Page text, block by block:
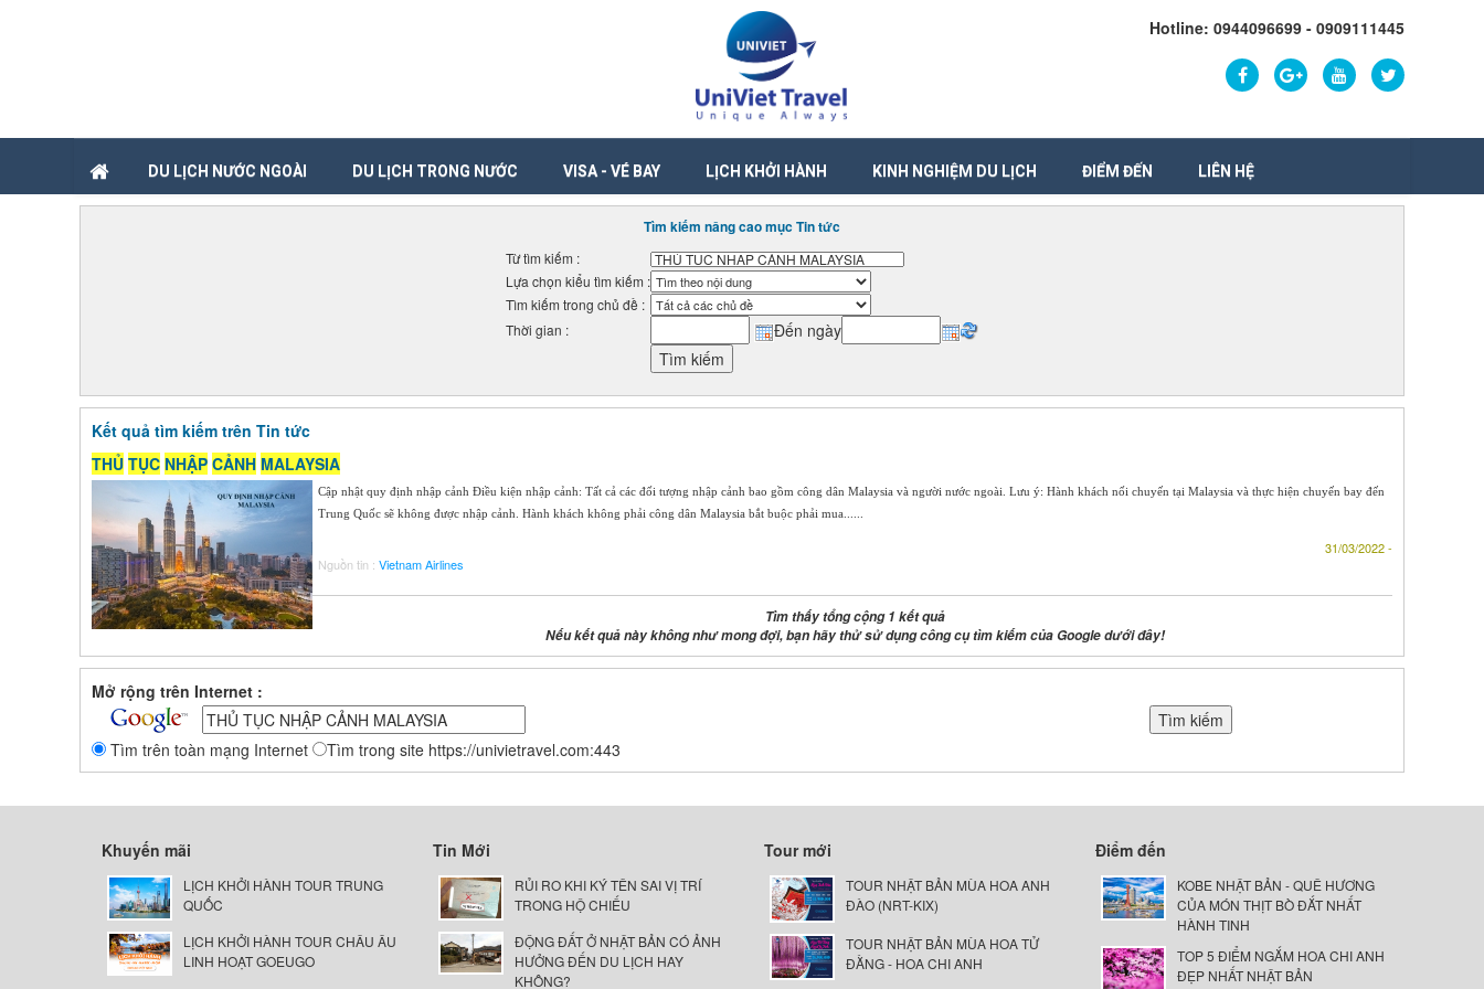
Hotline: 0944096699 - 0909111445
DU LỊCH NƯỚC NGOÀI DU LỊCH TRONG NƯỚC VISA - VÉ BAY LỊCH KHỞI HÀNH KINH NGHIỆM DU LỊCH ĐIỂM ĐẾN LIÊN HỆ
Tìm kiếm nâng cao mục Tin tức
Từ tìm kiếm :
Lựa chọn kiểu tìm kiếm :
Tìm kiếm trong chủ đề :
Thời gian :
Đến ngày
Kết quả tìm kiếm trên Tin tức
THỦ TỤC NHẬP CẢNH MALAYSIA
Cập nhật quy định nhập cảnh Điều kiện nhập cảnh: Tất cả các đối tượng nhập cảnh bao gồm công dân Malaysia và người nước ngoài. Lưu ý: Hành khách nối chuyến tại Malaysia và thực hiện chuyến bay đến
Trung Quốc sẽ không được nhập cảnh. Hành khách không phải công dân Malaysia bắt buộc phải mua......
31/03/2022 -
Nguồn tin : Vietnam Airlines
Tìm thấy tổng cộng 1 kết quả
Nếu kết quả này không như mong đợi, bạn hãy thử sử dụng công cụ tìm kiếm của Google dưới đây!
Mở rộng trên Internet :
Tìm trên toàn mạng Internet Tìm trong site https://univietravel.com:443
Khuyến mãi
LỊCH KHỞI HÀNH TOUR TRUNG
QUỐC
LỊCH KHỞI HÀNH TOUR CHÂU ÂU
LINH HOẠT GOEUGO
Tin Mới
RỦI RO KHI KÝ TÊN SAI VỊ TRÍ
TRONG HỘ CHIẾU
ĐỘNG ĐẤT Ở NHẬT BẢN CÓ ẢNH
HƯỞNG ĐẾN DU LỊCH HAY
KHÔNG?
Tour mới
TOUR NHẬT BẢN MÙA HOA ANH
ĐÀO (NRT-KIX)
TOUR NHẬT BẢN MÙA HOA TỬ
ĐẰNG - HOA CHI ANH
Điểm đến
KOBE NHẬT BẢN - QUÊ HƯƠNG
CỦA MÓN THỊT BÒ ĐẮT NHẤT
HÀNH TINH
TOP 5 ĐIỂM NGẮM HOA CHI ANH
ĐẸP NHẤT NHẬT BẢN